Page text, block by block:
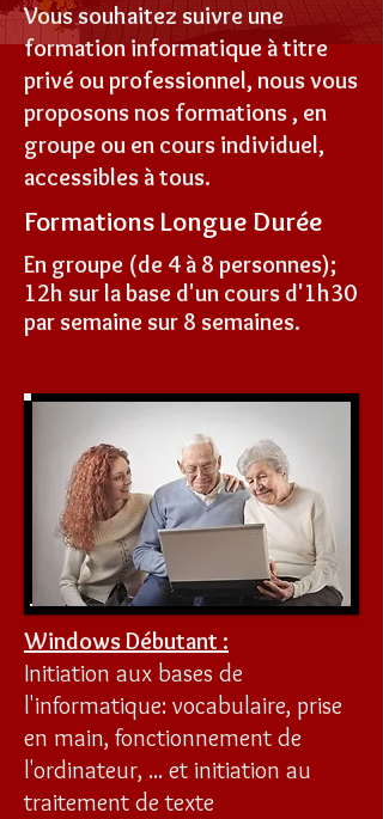
Vous souhaitez suivre une
formation informatique à titre
privé ou professionnel, nous vous
proposons nos formations , en
groupe ou en cours individuel,
accessibles à tous.
Formations Longue Durée
En groupe (de 4 à 8 personnes);
12h sur la base d'un cours d'1h30
par semaine sur 8 semaines.
Windows Débutant :
Initiation aux bases de
l'informatique: vocabulaire, prise
en main, fonctionnement de
l'ordinateur, ... et initiation au
traitement de texte